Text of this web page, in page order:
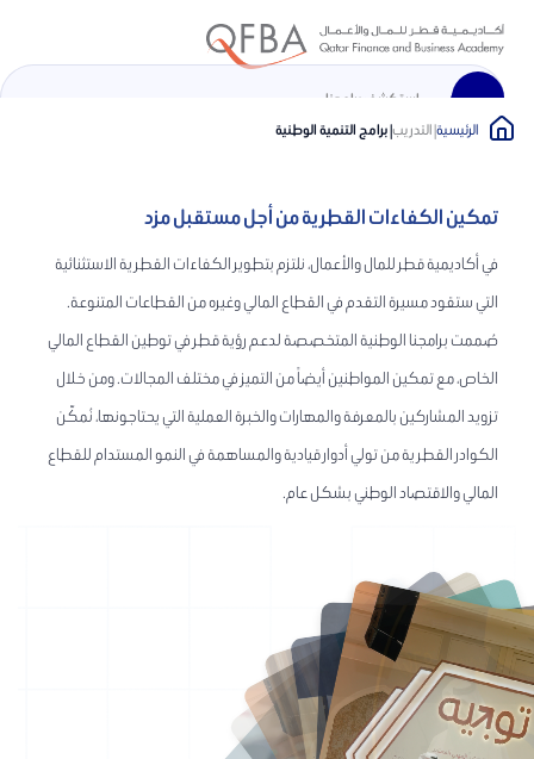
الرئيسية
نبذة عن الأكاديمية
برامج التدريب المهني
جامعة نورثمبريا
المركز الإعلامي
الرئيسية| التدريب| برامج التنمية الوطنية
تمكين الكفاءات القطرية من أجل مستقبل مزد
في أكاديمية قطر للمال والأعمال، نلتزم بتطوير الكفاءات القطرية الاستثنائية
التي ستقود مسيرة التقدم في القطاع المالي وغيره من القطاعات المتنوعة.
صُممت برامجنا الوطنية المتخصصة لدعم رؤية قطر في توطين القطاع المالي
الخاص، مع تمكين المواطنين أيضاً من التميز في مختلف المجالات. ومن خلال
تزويد المشاركين بالمعرفة والمهارات والخبرة العملية التي يحتاجونها، نُمكّن
الكوادر القطرية من تولي أدوار قيادية والمساهمة في النمو المستدام للقطاع
المالي والاقتصاد الوطني بشكل عام.